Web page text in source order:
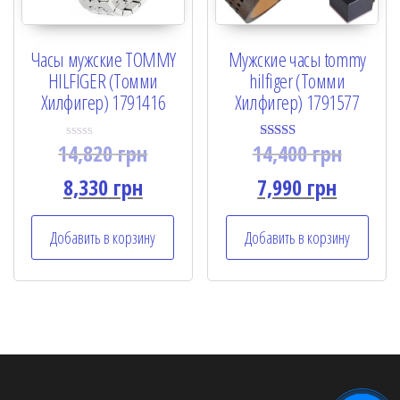
Часы мужские TOMMY
HILFIGER (Томми
Хилфигер) 1791416
R
a
t
e
d
0
o
u
t
f
14,820грн
8,330грн
Добавить в корзину
Мужские часы tommy
hilfiger (Томми
Хилфигер) 1791577
Rated
4.50
out of 5
14,400грн
7,990 грн
Добавить в корзину